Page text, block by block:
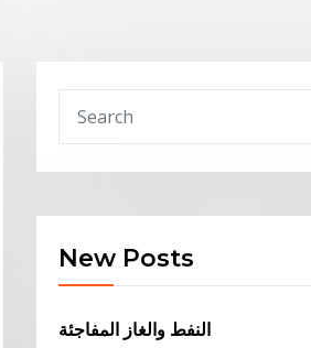
New Posts
النفط والغاز المفاجئة